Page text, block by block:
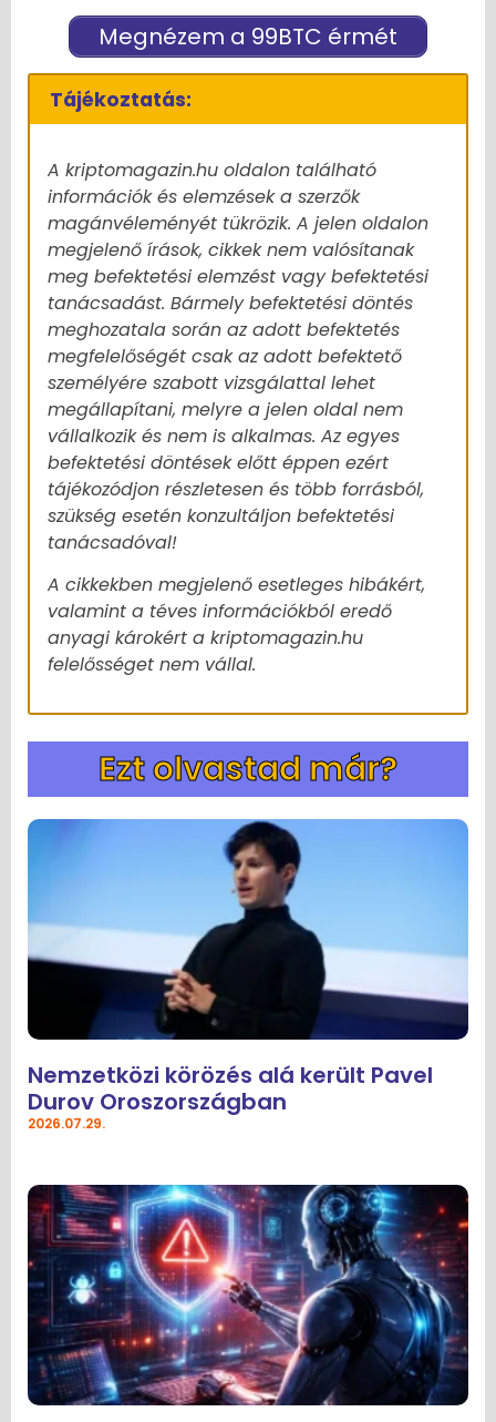
Megnézem a 99BTC érmét
Tájékoztatás:
A kriptomagazin.hu oldalon található
információk és elemzések a szerzők
magánvéleményét tükrözik. A jelen oldalon
megjelenő írások, cikkek nem valósítanak
meg befektetési elemzést vagy befektetési
tanácsadást. Bármely befektetési döntés
meghozatala során az adott befektetés
megfelelőségét csak az adott befektető
személyére szabott vizsgálattal lehet
megállapítani, melyre a jelen oldal nem
vállalkozik és nem is alkalmas. Az egyes
befektetési döntések előtt éppen ezért
tájékozódjon részletesen és több forrásból,
szükség esetén konzultáljon befektetési
tanácsadóval!
A cikkekben megjelenő esetleges hibákért,
valamint a téves információkból eredő
anyagi károkért a kriptomagazin.hu
felelősséget nem vállal.
Ezt olvastad már?
Nemzetközi körözés alá került Pavel
Durov Oroszországban
2026.07.29.